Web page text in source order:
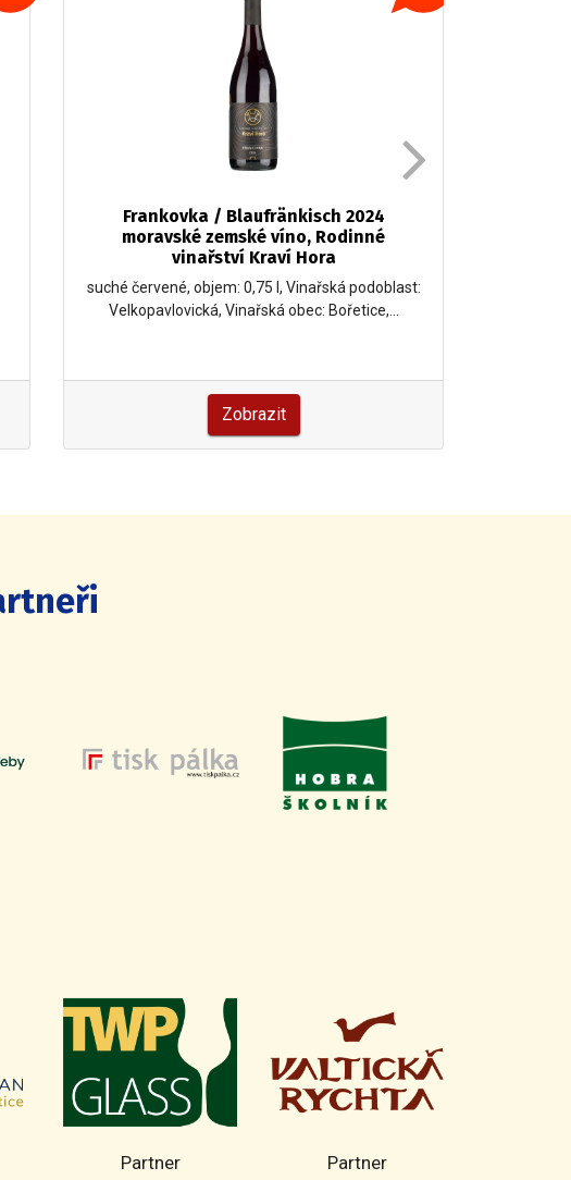
Frankovka / Blaufränkisch 2024
moravské zemské víno, Rodinné
vinařství Kraví Hora
suché červené, objem: 0,75 l, Vinařská podoblast:
Velkopavlovická, Vinařská obec: Bořetice,…
Zobrazit
Partner Partner